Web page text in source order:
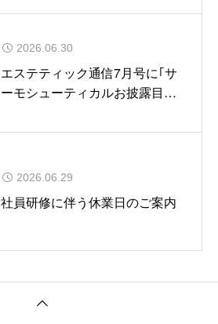
2026.06.30
エステティック通信7月号に｢サ
ーモシューティカルお披露目会｣
2026.06.29
社員研修に伴う休業日のご案内